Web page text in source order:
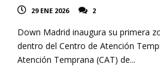
29 ENE 2026 2
Down Madrid inaugura su primera
dentro del Centro de Atención
Atención Temprana (CAT) de...